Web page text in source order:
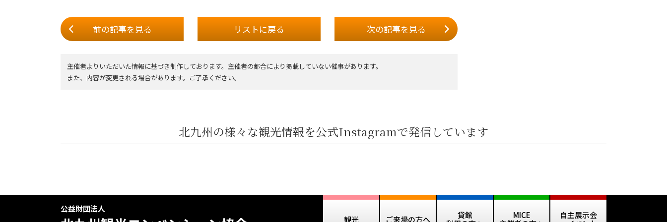
前の記事を見る リストに戻る 次の記事を見る
主催者よりいただいた情報に基づき制作しております。主催者の都合により掲載していない催事があります。
また、内容が変更される場合があります。ご了承ください。
北九州の様々な観光情報を公式Instagramで発信しています
公益財団法人
観光 ご来場の方へ
貸館
MICE
自主展示会